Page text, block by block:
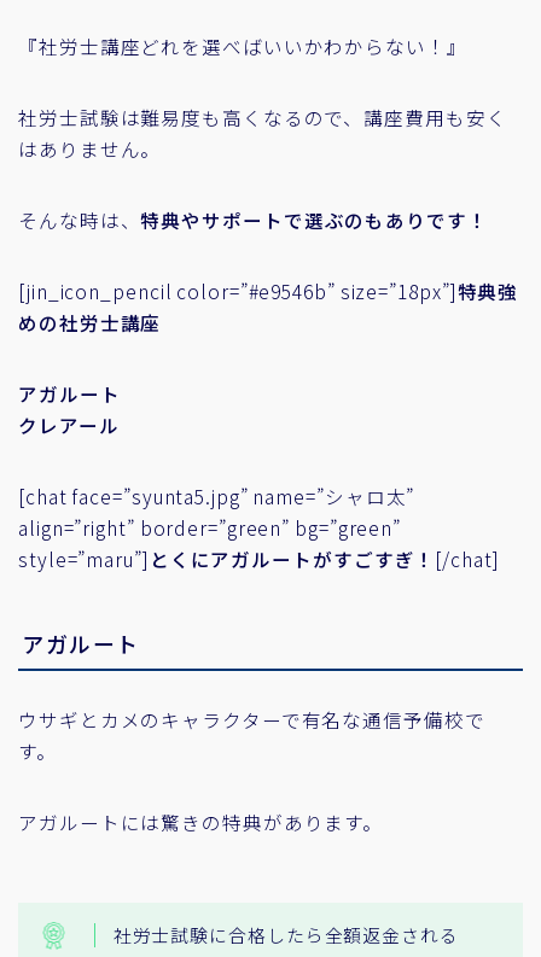
『社労士講座どれを選べばいいかわからない！』
社労士試験は難易度も高くなるので、講座費用も安く
はありません。
そんな時は、特典やサポートで選ぶのもありです！
[jin_icon_pencil color=”#e9546b” size=”18px”]特典強
めの社労士講座
アガルート
クレアール
[chat face=”syunta5.jpg” name=”シャロ太”
align=”right” border=”green” bg=”green”
style=”maru”] とくにアガルートがすごすぎ！ [/chat]
アガルート
ウサギとカメのキャラクターで有名な通信予備校で
す。
アガルートには驚きの特典があります。
社労士試験に合格したら全額返金される